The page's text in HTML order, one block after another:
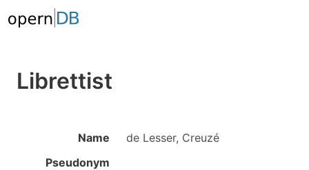
Librettist
Name
de Lesser, Creuzé
Pseudonym